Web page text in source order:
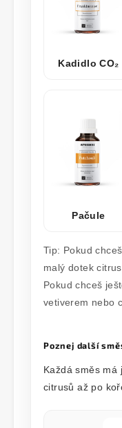
Kadidlo CO₂
Pačule
Tip: Pokud
malý dotek
Pokud chceš
vetiverem nebo
Poznej další
Každá směs má
citrusů až po